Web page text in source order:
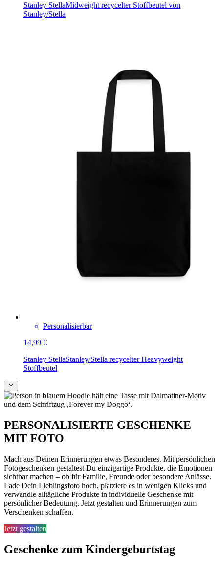
Stanley StellaMidweight recycelter Stoffbeutel von
Stanley/Stella
Personalisierbar
14,99 €
Stanley StellaStanley/Stella recycelter Heavyweight
Stoffbeutel
PERSONALISIERTE GESCHENKE
MIT FOTO
Mach aus Deinen Erinnerungen etwas Besonderes. Mit persönlichen
Fotogeschenken gestaltest Du einzigartige Produkte, die Emotionen
sichtbar machen – ob für Familie, Freunde oder besondere Anlässe.
Lade Dein Lieblingsfoto hoch, platziere es in wenigen Klicks und
verwandle alltägliche Produkte in individuelle Geschenke mit
persönlicher Bedeutung. Jetzt gestalten und Erinnerungen zum
Verschenken schaffen.
Jetzt gestalten
Geschenke zum Kindergeburtstag